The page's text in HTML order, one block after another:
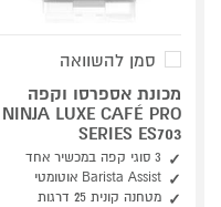
סמן להשוואה
מכונת אספרסו וקפה
NINJA LUXE CAFÉ PRO
SERIES ES703
3 סוגי קפה במכשיר אחד
Barista Assist אוטומטי
מטחנה קונית 25 דרגות